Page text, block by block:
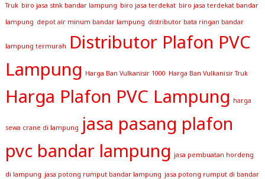
Truk biro jasa stnk bandar lampung biro jasa terdekat biro jasa terdekat bandar
lampung depot air minum bandar lampung distributor bata ringan bandar
lampung termurah
Distributor Plafon PVC
Lampung Harga Ban Vulkanisir 1000 Harga Ban Vulkanisir Truk
Harga Plafon PVC Lampung harga
sewa crane di lampung
jasa pasang plafon
pvc bandar lampung jasa pembuatan hordeng
di lampung jasa potong rumput bandar lampung jasa potong rumput di bandar